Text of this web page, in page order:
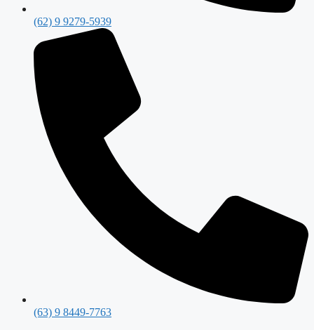
(62) 9 9279-5939
(63) 9 8449-7763